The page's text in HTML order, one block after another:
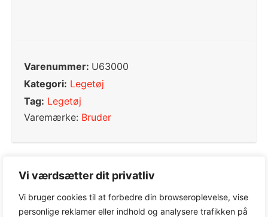
Vi værdsætter dit privatliv
Vi bruger cookies til at forbedre din browseroplevelse, vise
personlige reklamer eller indhold og analysere trafikken på
Varenummer: U63000
Kategori: Legetøj
Tag: Legetøj
Varemærke: Bruder
0,0